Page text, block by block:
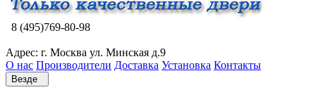
8 (495)769-80-98
Адрес: г. Москва ул. Минская д.9
О нас Производители Доставка Установка Контакты
Везде